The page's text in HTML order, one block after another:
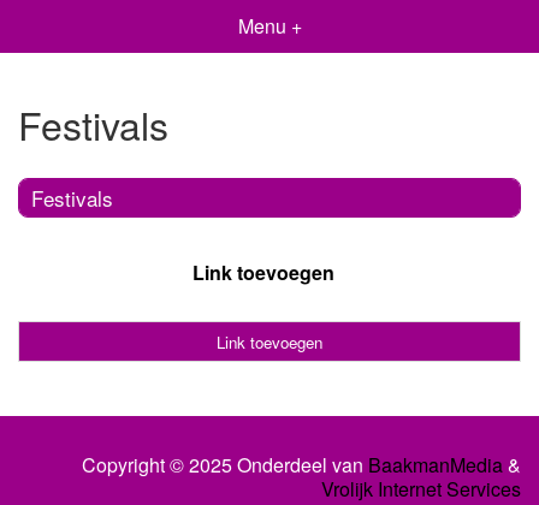
Menu +
Festivals
Festivals
Link toevoegen
Link toevoegen
Copyright © 2025 Onderdeel van BaakmanMedia&
Vrolijk Internet Services